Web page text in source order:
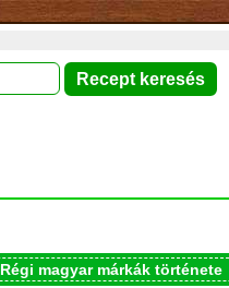
Régi magyar márkák története